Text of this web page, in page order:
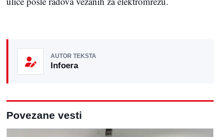
AUTOR TEKSTA
Infoera
Povezane vesti